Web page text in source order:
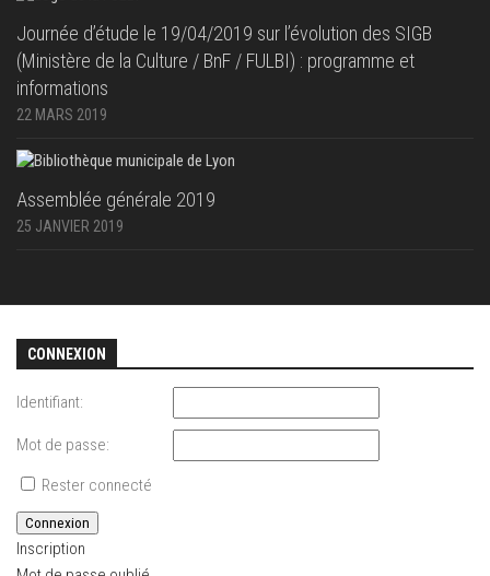
Journée d’étude le 19/04/2019 sur l’évolution des SIGB
(Ministère de la Culture / BnF / FULBI) : programme et
informations
22 MARS 2019
Assemblée générale 2019
25 JANVIER 2019
CONNEXION
Identifiant:
Mot de passe:
Rester connecté
Connexion
Inscription